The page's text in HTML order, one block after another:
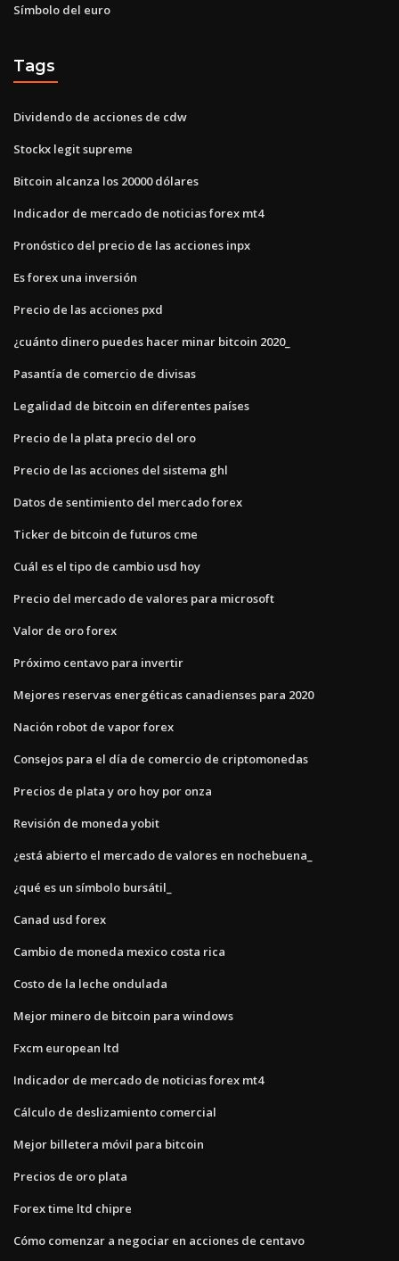
Símbolo del euro
Tags
Dividendo de acciones de cdw
Stockx legit supreme
Bitcoin alcanza los 20000 dólares
Indicador de mercado de noticias forex mt4
Pronóstico del precio de las acciones inpx
Es forex una inversión
Precio de las acciones pxd
¿cuánto dinero puedes hacer minar bitcoin 2020_
Pasantía de comercio de divisas
Legalidad de bitcoin en diferentes países
Precio de la plata precio del oro
Precio de las acciones del sistema ghl
Datos de sentimiento del mercado forex
Ticker de bitcoin de futuros cme
Cuál es el tipo de cambio usd hoy
Precio del mercado de valores para microsoft
Valor de oro forex
Próximo centavo para invertir
Mejores reservas energéticas canadienses para 2020
Nación robot de vapor forex
Consejos para el día de comercio de criptomonedas
Precios de plata y oro hoy por onza
Revisión de moneda yobit
¿está abierto el mercado de valores en nochebuena_
¿qué es un símbolo bursátil_
Canad usd forex
Cambio de moneda mexico costa rica
Costo de la leche ondulada
Mejor minero de bitcoin para windows
Fxcm european ltd
Indicador de mercado de noticias forex mt4
Cálculo de deslizamiento comercial
Mejor billetera móvil para bitcoin
Precios de oro plata
Forex time ltd chipre
Cómo comenzar a negociar en acciones de centavo